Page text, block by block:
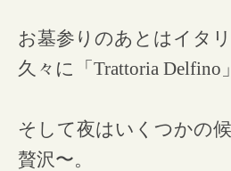
お墓参りのあとはイタ
久々に「Trattoria Delfino
そして夜はいくつかの
贅沢〜。